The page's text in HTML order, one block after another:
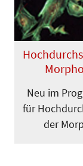
Neu im
für
der
Previous